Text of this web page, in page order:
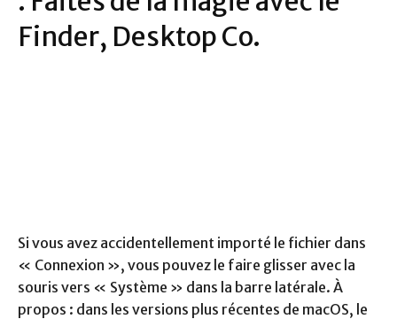
Finder, Desktop Co.
Si vous avez accidentellement importé le fichier dans
« Connexion », vous pouvez le faire glisser avec la
souris vers « Système » dans la barre latérale. À
propos : dans les versions plus récentes de macOS, le